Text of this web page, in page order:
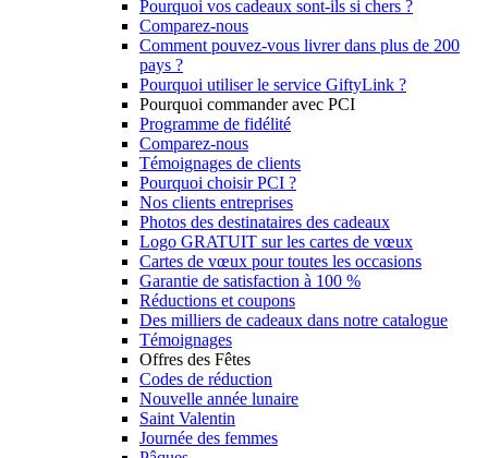
Pourquoi vos cadeaux sont-ils si chers ?
Comparez-nous
Comment pouvez-vous livrer dans plus de 200
pays ?
Pourquoi utiliser le service GiftyLink ?
Pourquoi commander avec PCI
Programme de fidélité
Comparez-nous
Témoignages de clients
Pourquoi choisir PCI ?
Nos clients entreprises
Photos des destinataires des cadeaux
Logo GRATUIT sur les cartes de vœux
Cartes de vœux pour toutes les occasions
Garantie de satisfaction à 100 %
Réductions et coupons
Des milliers de cadeaux dans notre catalogue
Témoignages
Offres des Fêtes
Codes de réduction
Nouvelle année lunaire
Saint Valentin
Journée des femmes